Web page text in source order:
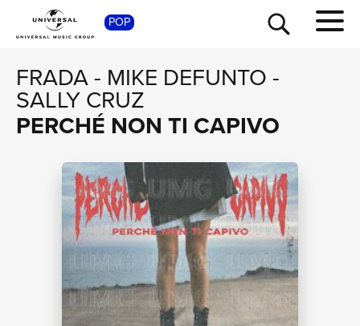
POP
FRADA- MIKE DEFUNTO-
SALLY CRUZ
PERCHÉ NON TI CAPIVO
SHOP
TOUR NEWS